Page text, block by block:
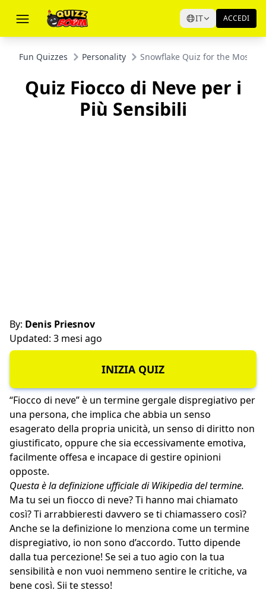
IT ACCEDI
Fun Quizzes Personality Snowflake Quiz for the Most
Quiz Fiocco di Neve per i
Più Sensibili
By: Denis Priesnov
Updated: 3 mesi ago
INIZIA QUIZ
“Fiocco di neve” è un termine gergale dispregiativo per
una persona, che implica che abbia un senso
esagerato della propria unicità, un senso di diritto non
giustificato, oppure che sia eccessivamente emotiva,
facilmente offesa e incapace di gestire opinioni
opposte.
Questa è la definizione ufficiale di Wikipedia del termine.
Ma tu sei un fiocco di neve? Ti hanno mai chiamato
così? Ti arrabbieresti davvero se ti chiamassero così?
Anche se la definizione lo menziona come un termine
dispregiativo, io non sono d’accordo. Tutto dipende
dalla tua percezione! Se sei a tuo agio con la tua
sensibilità e non vuoi nemmeno sentire le critiche, va
bene così. Sii te stesso!